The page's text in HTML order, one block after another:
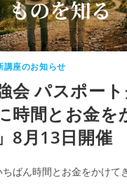
講座のお知らせ
会 パスポー
時間とお金を
8月13日開催
ばん時間とお金をかけて